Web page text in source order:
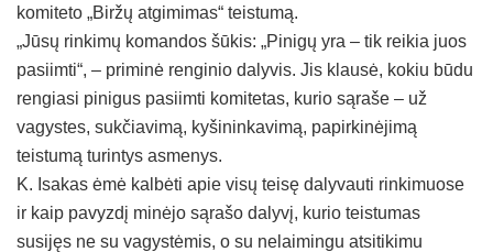
komiteto „Biržų atgimimas“ teistumą.
„Jūsų rinkimų komandos šūkis: „Pinigų yra – tik reikia juos
pasiimti“, – priminė renginio dalyvis. Jis klausė, kokiu būdu
rengiasi pinigus pasiimti komitetas, kurio sąraše – už
vagystes, sukčiavimą, kyšininkavimą, papirkinėjimą
teistumą turintys asmenys.
K. Isakas ėmė kalbėti apie visų teisę dalyvauti rinkimuose
ir kaip pavyzdį minėjo sąrašo dalyvį, kurio teistumas
susijęs ne su vagystėmis, o su nelaimingu atsitikimu